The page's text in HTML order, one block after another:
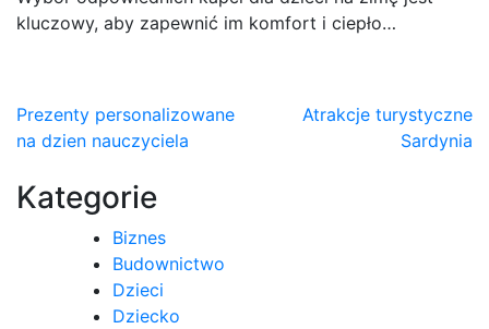
kluczowy, aby zapewnić im komfort i ciepło…
Nawigacja
wpisu
Prezenty personalizowane
na dzien nauczyciela
Atrakcje turystyczne
Sardynia
Kategorie
Biznes
Budownictwo
Dzieci
Dziecko